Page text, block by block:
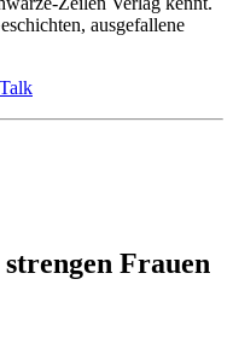
ausgefallene
Frauen